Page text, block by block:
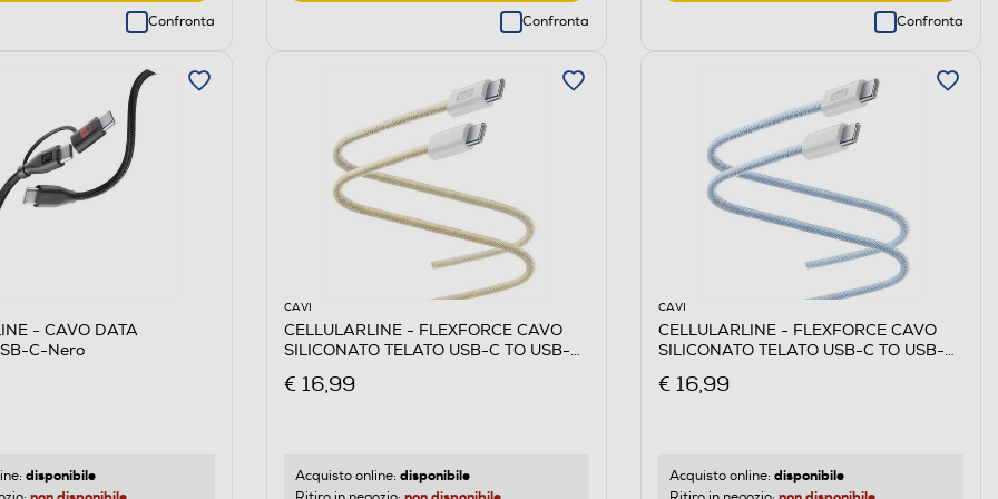
Confronta Confronta Confronta
- CAVO DATA
C-Nero
disponibile
CAVI
CELLULARLINE - FLEXFORCE CAVO
SILICONATO TELATO USB-C TO USB-C-
€ 16,99
Acquisto online: disponibile
CAVI
CELLULARLINE - FLEXFORCE CAVO
SILICONATO TELATO USB-C TO USB-C-
€ 16,99
Acquisto online: disponibile